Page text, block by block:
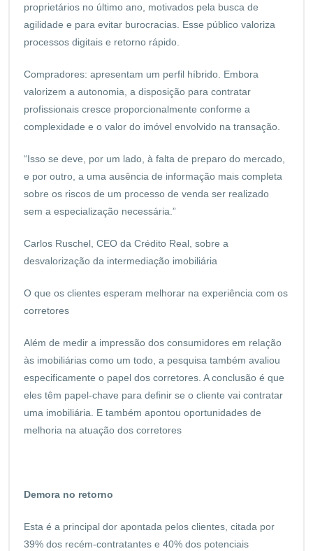
proprietários no último ano, motivados pela busca de
agilidade e para evitar burocracias. Esse público valoriza
processos digitais e retorno rápido.
Compradores: apresentam um perfil híbrido. Embora
valorizem a autonomia, a disposição para contratar
profissionais cresce proporcionalmente conforme a
complexidade e o valor do imóvel envolvido na transação.
“Isso se deve, por um lado, à falta de preparo do mercado,
e por outro, a uma ausência de informação mais completa
sobre os riscos de um processo de venda ser realizado
sem a especialização necessária.”
Carlos Ruschel, CEO da Crédito Real, sobre a
desvalorização da intermediação imobiliária
O que os clientes esperam melhorar na experiência com os
corretores
Além de medir a impressão dos consumidores em relação
às imobiliárias como um todo, a pesquisa também avaliou
especificamente o papel dos corretores. A conclusão é que
eles têm papel-chave para definir se o cliente vai contratar
uma imobiliária. E também apontou oportunidades de
melhoria na atuação dos corretores
Demora no retorno
Esta é a principal dor apontada pelos clientes, citada por
39% dos recém-contratantes e 40% dos potenciais